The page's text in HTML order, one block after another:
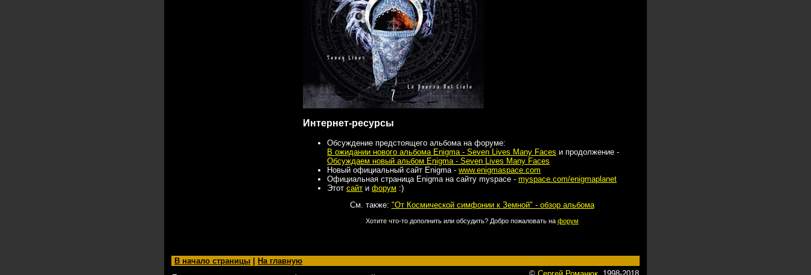
Интернет-ресурсы
Обсуждение предстоящего альбома на форуме:
В ожидании нового альбома Enigma - Seven Lives Many Faces и продолжение -
Обсуждаем новый альбом Enigma - Seven Lives Many Faces
Новый официальный сайт Enigma - www.enigmaspace.com
Официальная страница Enigma на сайту myspace - myspace.com/enigmaplanet
Этот сайт и форум :)
См. также: "От Космической симфонии к Земной" - обзор альбома
Хотите что-то дополнить или обсудить? Добро пожаловать на форум
В начало страницы
На главную